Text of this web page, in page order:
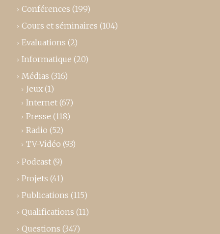
Conférences (199)
Cours et séminaires (104)
Evaluations (2)
Informatique (20)
Médias (316)
Jeux (1)
Internet (67)
Presse (118)
Radio (52)
TV-Vidéo (93)
Podcast (9)
Projets (41)
Publications (115)
Qualifications (11)
Questions (347)